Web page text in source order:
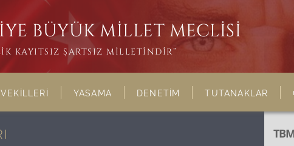
BÜYÜK MİLLET MECLİSİ
KAYITSIZ ŞARTSIZ MİLLETİNDİR”
YASAMA DENETİM TUTANAKLAR